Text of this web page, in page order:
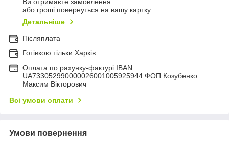
Ви отримаєте замовлення
або гроші повернуться на вашу картку
Детальніше
Післяплата
Готівкою тільки Харків
Оплата по рахунку-фактурі IBAN:
UA733052990000026001005925944 ФОП Козубенко
Максим Вікторович
Всі умови оплати
Умови повернення